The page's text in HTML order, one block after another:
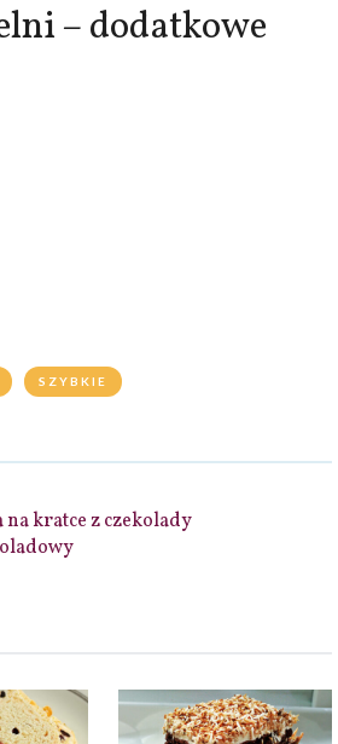
– dodatkowe
SZYBKIE
kratce z czekolady